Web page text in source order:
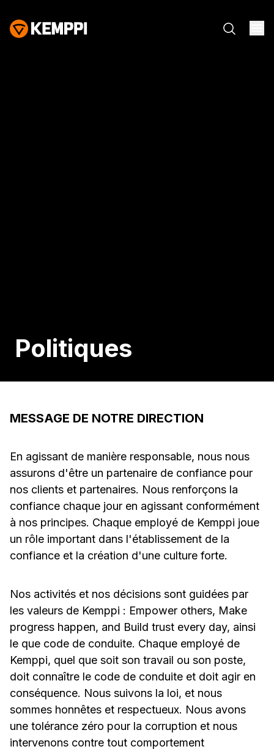
Politiques
MESSAGE DE NOTRE DIRECTION
En agissant de manière responsable, nous nous
assurons d'être un partenaire de confiance pour
nos clients et partenaires. Nous renforçons la
confiance chaque jour en agissant conformément
à nos principes. Chaque employé de Kemppi joue
un rôle important dans l'établissement de la
confiance et la création d'une culture forte.
Nos activités et nos décisions sont guidées par
les valeurs de Kemppi : Empower others, Make
progress happen, and Build trust every day, ainsi
le que code de conduite. Chaque employé de
Kemppi, quel que soit son travail ou son poste,
doit connaître le code de conduite et doit agir en
conséquence. Nous suivons la loi, et nous
sommes honnêtes et respectueux. Nous avons
une tolérance zéro pour la corruption et nous
intervenons contre tout comportement